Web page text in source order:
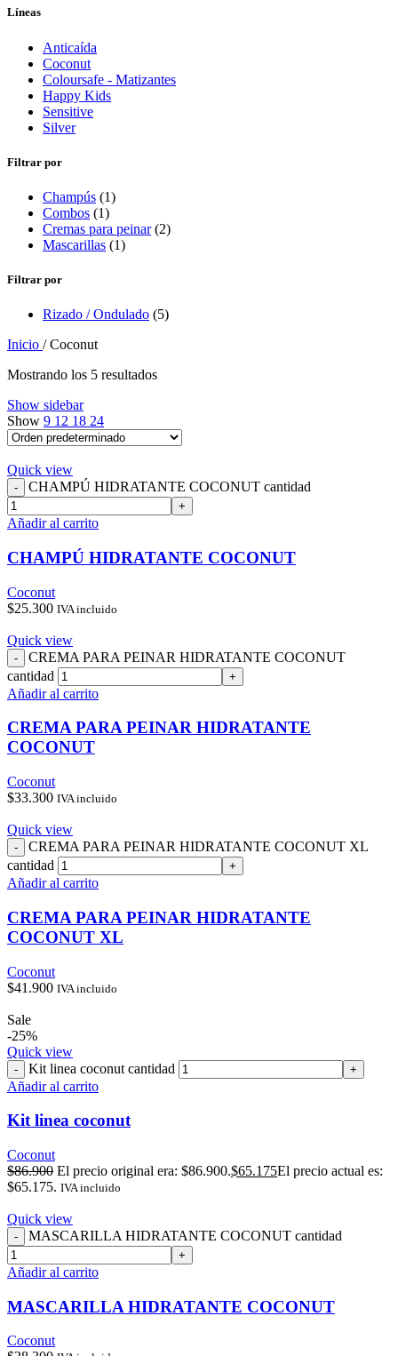
Líneas
Anticaída
Coconut
Coloursafe - Matizantes
Happy Kids
Sensitive
Silver
Filtrar por
Champús (1)
Combos (1)
Cremas para peinar (2)
Mascarillas (1)
Filtrar por
Rizado / Ondulado (5)
Inicio / Coconut
Mostrando los 5 resultados
Show sidebar
Show 9 12 18 24
Quick view
CHAMPÚ HIDRATANTE COCONUT cantidad
Añadir al carrito
CHAMPÚ HIDRATANTE COCONUT
Coconut
$25.300 IVA incluido
Quick view
CREMA PARA PEINAR HIDRATANTE COCONUT
cantidad
Añadir al carrito
CREMA PARA PEINAR HIDRATANTE
COCONUT
Coconut
$33.300 IVA incluido
Quick view
CREMA PARA PEINAR HIDRATANTE COCONUT XL
cantidad
Añadir al carrito
CREMA PARA PEINAR HIDRATANTE
COCONUT XL
Coconut
$41.900 IVA incluido
Sale
-25%
Quick view
Kit linea coconut cantidad
Añadir al carrito
Kit linea coconut
Coconut
$86.900 El precio original era: $86.900.$65.175El precio actual es:
$65.175. IVA incluido
Quick view
MASCARILLA HIDRATANTE COCONUT cantidad
Añadir al carrito
MASCARILLA HIDRATANTE COCONUT
Coconut